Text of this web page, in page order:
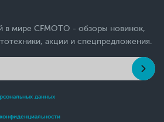
в мире CFMOTO - обзоры новинок,
акции и спецпредложения.
данных